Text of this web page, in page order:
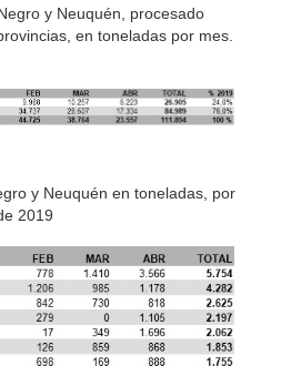
y Neuquén, procesado
en toneladas por mes.
y Neuquén en toneladas, por
2019